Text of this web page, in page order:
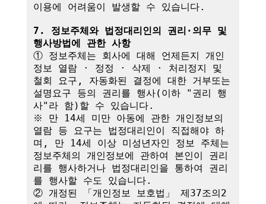
이용에 어려움이 발생할 수 있습니다.
7. 정보주체와 법정대리인의 권리·의무 및
행사방법에 관한 사항
① 정보주체는 회사에 대해 언제든지 개인
정보 열람 · 정정 · 삭제 · 처리정지 및
철회 요구, 자동화된 결정에 대한 거부또는
설명요구 등의 권리를 행사(이하 "권리 행
사"라 함)할 수 있습니다.
※ 만 14세 미만 아동에 관한 개인정보의
열람 등 요구는 법정대리인이 직접해야 하
며, 만 14세 이상 미성년자인 정보 주체는
정보주체의 개인정보에 관하여 본인이 권리
리를 행사하거나 법정대리인을 통하여 권리
를 행사할 수도 있습니다.
② 개정된 「개인정보 보호법」 제37조의2